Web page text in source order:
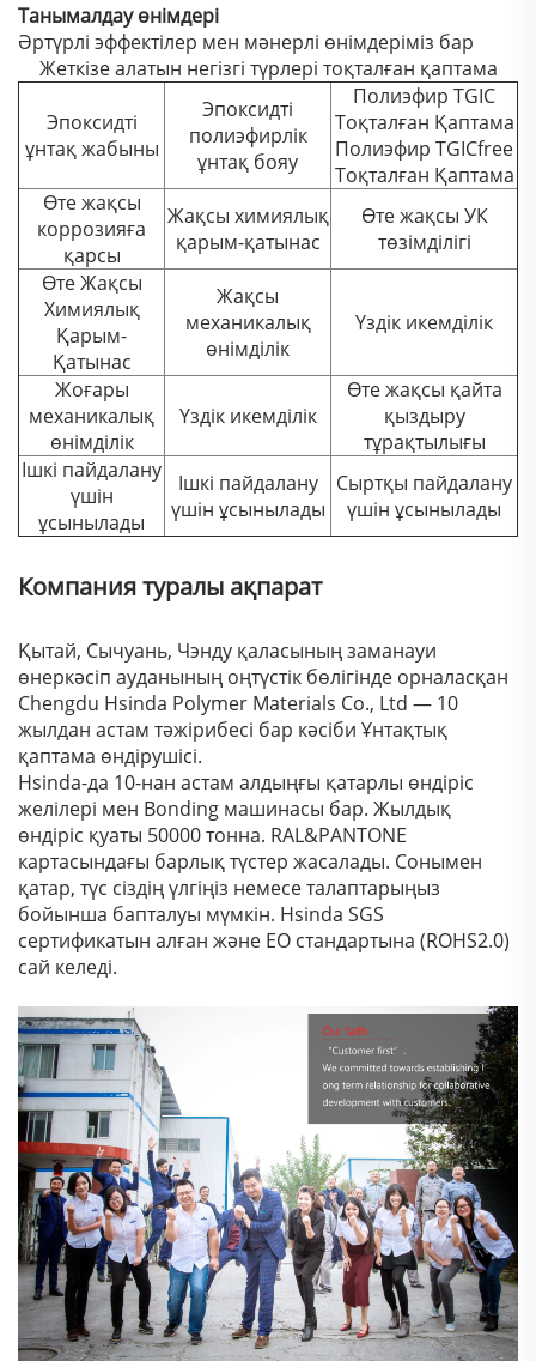
Танымалдау өнімдері
Әртүрлі эффектілер мен мәнерлі өнімдеріміз бар
Жеткізе алатын негізгі түрлері тоқталған қаптама
Эпоксидті
ұнтақ жабыны
Эпоксидті
полиэфирлік
ұнтақ бояу
Полиэфир TGIC
Тоқталған Қаптама
Полиэфир TGICfree
Тоқталған Қаптама
Өте жақсы
коррозияға
қарсы
Жақсы химиялық
қарым-қатынас
Өте жақсы УК
төзімділігі
Өте Жақсы
Химиялық
Қарым-
Қатынас
Жақсы
механикалық
өнімділік
Үздік икемділік
Жоғары
механикалық
өнімділік
Үздік икемділік
Өте жақсы қайта
қыздыру
тұрақтылығы
Ішкі пайдалану
үшін
ұсынылады
Ішкі пайдалану
үшін ұсынылады
Сыртқы пайдалану
үшін ұсынылады
Компания туралы ақпарат
Қытай, Сычуань, Чэнду қаласының заманауи
өнеркәсіп ауданының оңтүстік бөлігінде орналасқан
Chengdu Hsinda Polymer Materials Co., Ltd — 10
жылдан астам тәжірибесі бар кәсіби Ұнтақтық
қаптама өндірушісі.
Hsinda-да 10-нан астам алдыңғы қатарлы өндіріс
желілері мен Bonding машинасы бар. Жылдық
өндіріс қуаты 50000 тонна. RAL&PANTONE
картасындағы барлық түстер жасалады. Сонымен
қатар, түс сіздің үлгіңіз немесе талаптарыңыз
бойынша бапталуы мүмкін. Hsinda SGS
сертификатын алған және ЕО стандартына (ROHS2.0)
сай келеді.